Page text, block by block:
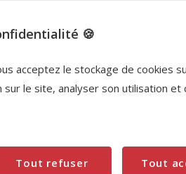
au panier.
sélection de produits.
Retrouvez la
Voir conditions
🍪
acceptez le stockage de cookies
le site, analyser son utilisation et
Tout refuser Tout